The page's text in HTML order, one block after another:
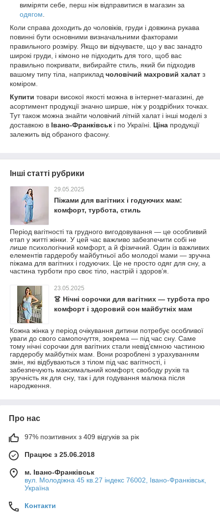
виміряти себе, перш ніж відправитися в магазин за
одягом
Коли справа доходить до чоловіків, груди і довжина рукава
повинні бути основними визначальними факторами
правильного розміру. Якщо ви відчуваєте, що у вас занадто
широкі груди, і кімоно не підходить для того, щоб вас
правильно покривати, вибирайте стиль, який би підходив
вашому типу тіла, наприклад чоловічий махровий халат з
коміром.
Купити товари високої якості можна в інтернет-магазині, де
асортимент продукції значно ширше, ніж у роздрібних точках.
Тут також можна знайти чоловічий літній халат і інші моделі з
доставкою в Івано-Франківськ і по Україні. Ціна продукції
залежить від обраного фасону.
Інші статті рубрики
29.05.2025
Піжами для вагітних і годуючих мам:
комфорт, турбота, стиль
Період вагітності та грудного вигодовування — це особливий
етап у житті жінки. У цей час важливо забезпечити собі не
лише психологічний комфорт, а й фізичний. Один із важливих
елементів гардеробу майбутньої або молодої мами — зручна
піжама для вагітних і годуючих. Це не просто одяг для сну, а
частина турботи про своє тіло, настрій і здоров’я.
23.05.2025
👗 Нічні сорочки для вагітних — турбота про
комфорт і здоровий сон майбутніх мам
Кожна жінка у період очікування дитини потребує особливої
уваги до свого самопочуття, зокрема — під час сну. Саме
тому нічні сорочки для вагітних стали невід’ємною частиною
гардеробу майбутніх мам. Вони розроблені з урахуванням
змін, які відбуваються з тілом під час вагітності, і
забезпечують максимальний комфорт, свободу рухів та
зручність як для сну, так і для годування малюка після
народження.
Про нас
97% позитивних з 409 відгуків за рік
Працює з 25.06.2018
м. Івано-Франківськ
вул. Молодіжна 45 кв.27 індекс 76002, Івано-Франківськ,
Україна
Контакти